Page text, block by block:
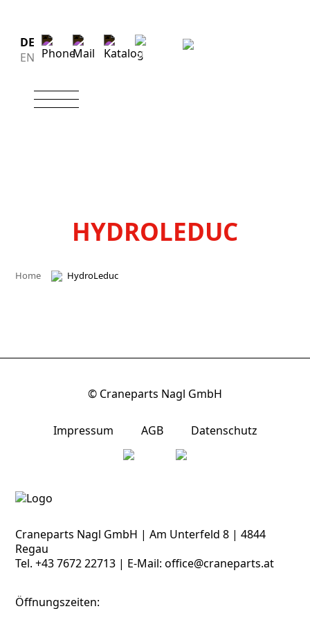
DE
EN
HYDROLEDUC
Home HydroLeduc
© Craneparts Nagl GmbH
Impressum AGB Datenschutz
Craneparts Nagl GmbH | Am Unterfeld 8 | 4844
Regau
Tel.+43 7672 22713 | E-Mail:office@craneparts.at
Öffnungszeiten: